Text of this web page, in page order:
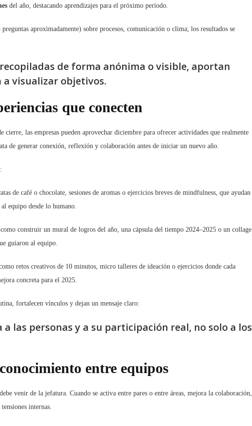
del año, destacando aprendizajes para el próximo período.
preguntas aproximadamente) sobre procesos, comunicación o clima; los resultados se
de forma anónima o visible, aportan
a visualizar objetivos.
que conecten
cierre, las empresas pueden aprovechar diciembre para ofrecer actividades que realmente
de generar conexión, reflexión y colaboración antes de iniciar un nuevo año.
de café o chocolate, sesiones de aromas o ejercicios breves de mindfulness, que ayudan
equipo desde lo humano.
, como construir un mural de logros del año, una cápsula del tiempo 2024–2025 o un collage
guiaron al equipo.
como retos creativos de 10 minutos, micro talleres de ideación o ejercicios donde cada
concreta para el 2025.
fortalecen vínculos y dejan un mensaje claro:
a las personas y a su participación real, no solo a los
entre equipos
venir de la jefatura. Cuando se activa entre pares o entre áreas, mejora la colaboración,
internas.